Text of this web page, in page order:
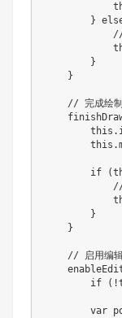
}
//
}
}
// 完成绘制
this .
this .
if (
//
}
}
// 启用编
if
( !
var